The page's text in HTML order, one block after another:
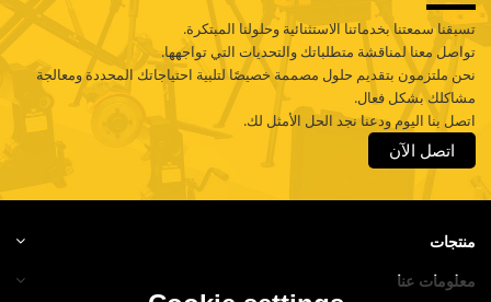
تسبقنا سمعتنا بخدماتنا الاستثنائية وحلولنا المبتكرة.
تواصل معنا لمناقشة متطلباتك والتحديات التي تواجهها.
نحن ملتزمون بتقديم حلول مصممة خصيصًا لتلبية احتياجاتك المحددة ومعالجة
مشاكلك بشكل فعال.
اتصل بنا اليوم ودعنا نجد الحل الأمثل لك.
اتصل الآن
منتجات
معلومات عنا